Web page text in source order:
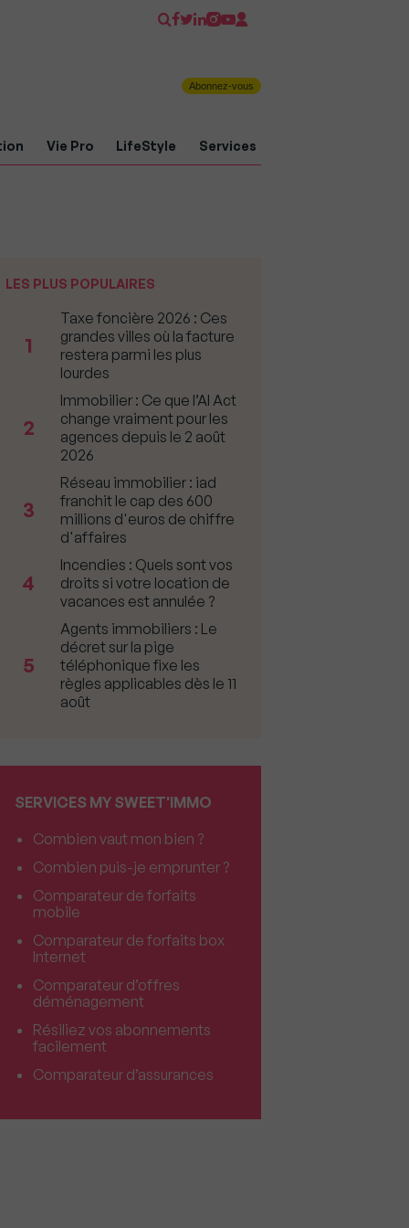
Abonnez-vous
Vie Pro LifeStyle Services
LES PLUS POPULAIRES
1
Taxe foncière 2026 : Ces
grandes villes où la facture
restera parmi les plus
lourdes
2
Immobilier : Ce que l’AI Act
change vraiment pour les
agences depuis le 2 août
2026
3
Réseau immobilier : iad
franchit le cap des 600
millions d'euros de chiffre
d'affaires
4
Incendies : Quels sont vos
droits si votre location de
vacances est annulée ?
5
Agents immobiliers : Le
décret sur la pige
téléphonique fixe les
règles applicables dès le 11
août
SERVICES MY SWEET'IMMO
Combien vaut mon bien ?
Combien puis-je emprunter ?
Comparateur de forfaits
mobile
Comparateur de forfaits box
Internet
Comparateur d’offres
déménagement
Résiliez vos abonnements
facilement
Comparateur d’assurances